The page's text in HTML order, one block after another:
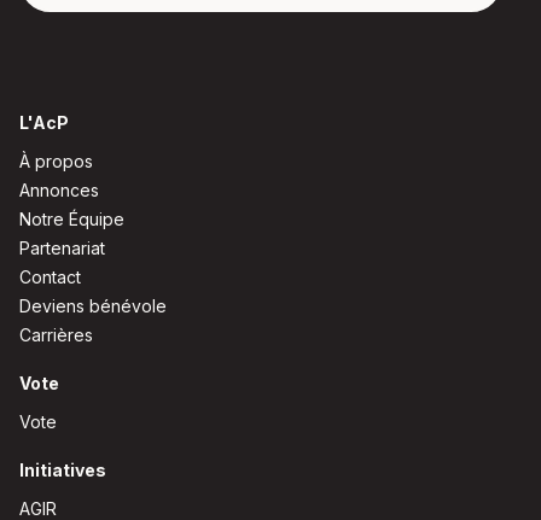
L'AcP
À propos
Annonces
Notre Équipe
Partenariat
Contact
Deviens bénévole
Carrières
Vote
Vote
Initiatives
AGIR